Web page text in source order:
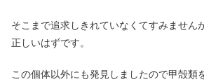
そこまで追求しきれていなくてすみません
正しいはずです。
この個体以外にも発見しましたので甲殻類